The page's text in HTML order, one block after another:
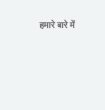
हमारे बारे में